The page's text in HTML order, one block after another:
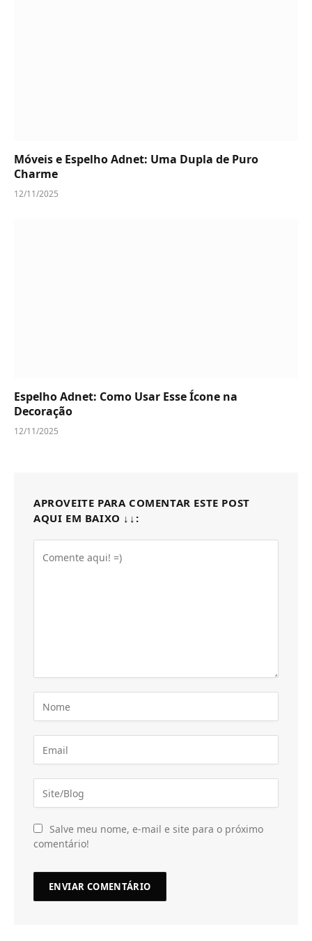
Móveis e Espelho Adnet: Uma Dupla de Puro
Charme
12/11/2025
Espelho Adnet: Como Usar Esse Ícone na
Decoração
12/11/2025
APROVEITE PARA COMENTAR ESTE POST
AQUI EM BAIXO ↓↓:
Salve meu nome, e-mail e site para o próximo
comentário!